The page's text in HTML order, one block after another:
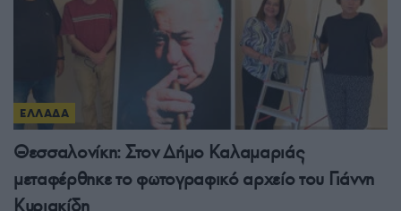
ΕΛΛΑΔΑ
Θεσσαλονίκη: Στον Δήμο Καλαμαριάς
μεταφέρθηκε το φωτογραφικό αρχείο του Γιάννη
Κυριακίδη